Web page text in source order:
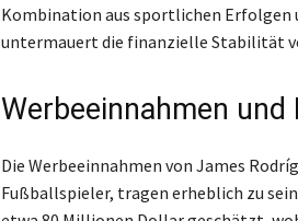
Kombination aus sportlichen Erfolgen
untermauert die finanzielle Stabilität
Werbeeinnahmen
Die Werbeeinnahmen von James
Fußballspieler, tragen erheblich zu